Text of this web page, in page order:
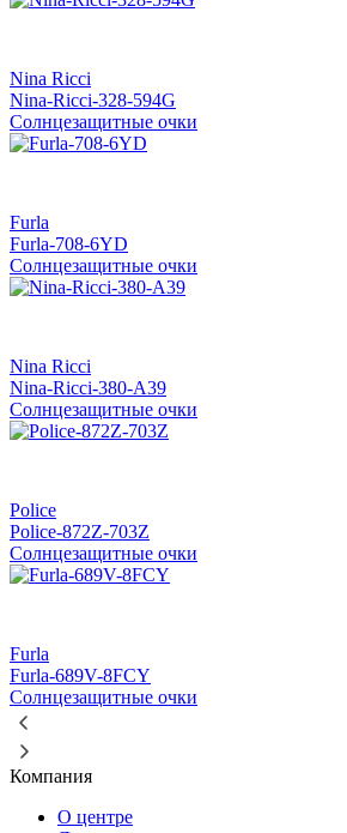
Nina Ricci
Nina-Ricci-328-594G
Солнцезащитные очки
Furla
Furla-708-6YD
Солнцезащитные очки
Nina Ricci
Nina-Ricci-380-A39
Солнцезащитные очки
Police
Police-872Z-703Z
Солнцезащитные очки
Furla
Furla-689V-8FCY
Солнцезащитные очки
Компания
О центре